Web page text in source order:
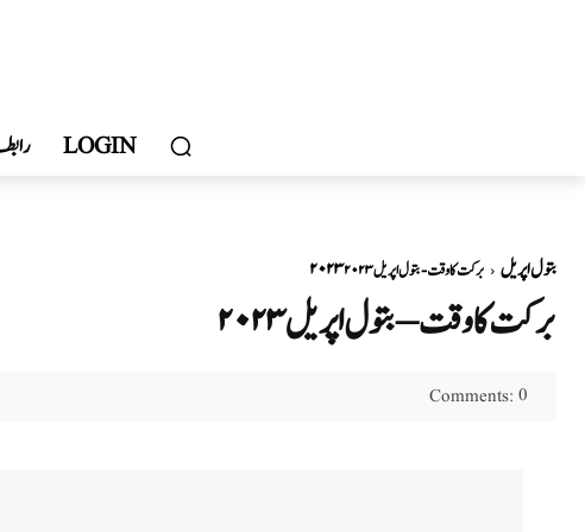
LOGIN
۲۰۲۳ بتول اپریل برکت کا وقت - بتول اپریل ۲۰۲۳
برکت کا وقت – بتول اپریل ۲۰۲۳
Comments: 0